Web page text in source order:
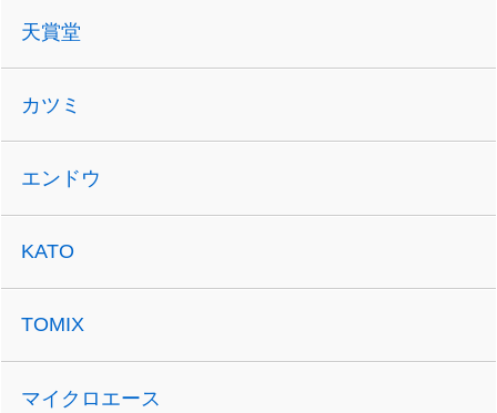
天賞堂
カツミ
エンドウ
KATO
TOMIX
マイクロエース